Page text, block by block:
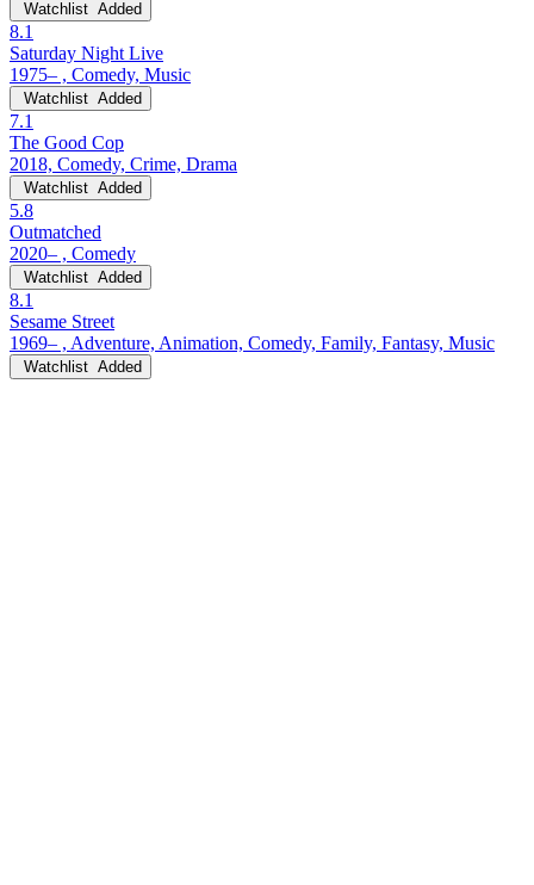
Watchlist Added
8.1
Saturday Night Live
1975– , Comedy, Music
Watchlist Added
7.1
The Good Cop
2018, Comedy, Crime, Drama
Watchlist Added
5.8
Outmatched
2020– , Comedy
Watchlist Added
8.1
Sesame Street
1969– , Adventure, Animation, Comedy, Family, Fantasy, Music
Watchlist Added